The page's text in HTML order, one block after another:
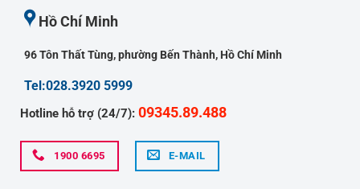
Hồ Chí Minh
96 Tôn Thất Tùng, phường Bến Thành, Hồ Chí Minh
Tel:028.3920 5999
Hotline hỗ trợ (24/7): 09345.89.488
1900 6695 E-MAIL